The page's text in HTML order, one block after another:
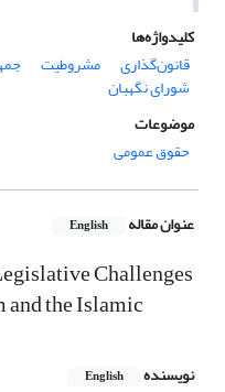
کلیدواژه‌ها
قانون‌گذاری
مشروطیت
شورای نگهبان
موضوعات
حقوق عمومی
عنوان مقاله English
Challenges
the Islamic
نویسنده English